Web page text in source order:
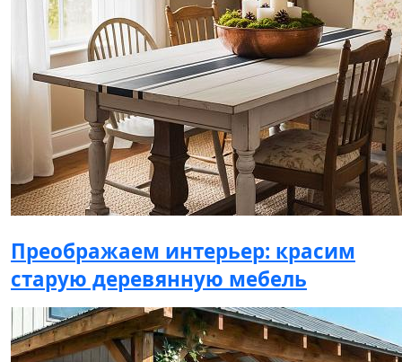
Преображаем интерьер: красим
старую деревянную мебель